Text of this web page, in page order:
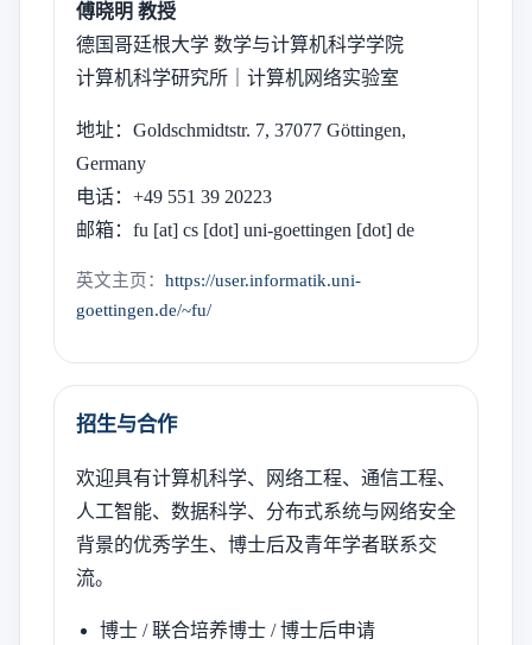
傅晓明 教授
德国哥廷根大学 数学与计算机科学学院
计算机科学研究所｜计算机网络实验室
地址：Goldschmidtstr. 7, 37077 Göttingen,
Germany
电话：+49 551 39 20223
邮箱：fu [at] cs [dot] uni-goettingen [dot] de
英文主页： https://user.informatik.uni-
goettingen.de/~fu/
招生与合作
欢迎具有计算机科学、网络工程、通信工程、
人工智能、数据科学、分布式系统与网络安全
背景的优秀学生、博士后及青年学者联系交
流。
博士 / 联合培养博士 / 博士后申请